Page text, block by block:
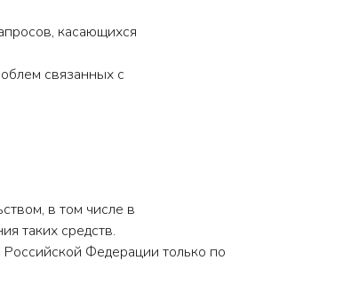
касающихся
связанных с
в том числе в
таких средств.
Федерации только по